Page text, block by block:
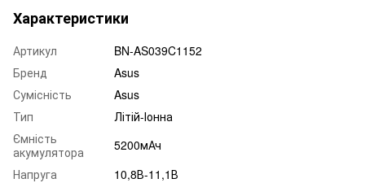
Характеристики
Артикул
BN-AS039C1152
Бренд
Asus
Сумісність
Asus
Тип
Літій-Іонна
Ємність
акумулятора
5200мАч
Напруга
10,8В-11,1В